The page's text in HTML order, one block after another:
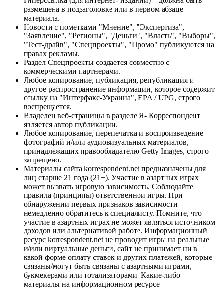
размещена в подзаголовке или в первом абзаце
материала.
Новости с пометками "Мнение", "Экспертиза",
"Заявление", "Регионы", "Деньги", "Власть", "Выборы",
"Тест-драйв", "Спецпроекты", "Промо" публикуются на
правах рекламы.
Раздел Спецпроекты создается совместно с
коммерческими партнерами.
Любое копирование, публикация, републикация и
другое распространение информации, которое содержит
ссылку на "Интерфакс-Украина", EPA / UPG, строго
воспрещается.
Владелец веб-страницы в разделе Я- Корреспондент
является автор публикации.
Любое копирование, перепечатка и воспроизведение
фотографий и/или аудиовизуальных материалов,
принадлежащих правообладателю Getty Images, строго
запрещено.
Материалы сайта korrespondent.net предназначены для
лиц старше 21 года (21+). Участие в азартных играх
может вызвать игровую зависимость. Соблюдайте
правила (принципы) ответственной игры. При
обнаружении первых признаков зависимости
немедленно обратитесь к специалисту. Помните, что
участие в азартных играх не может являться источником
доходов или альтернативой работе. Информационный
ресурс korrespondent.net не проводит игры на реальные
и/или виртуальные деньги, сайт не принимает ни в
какой форме оплату ставок и других платежей, которые
связаны/могут быть связаны с азартными играми,
букмекерами или тотализаторами. Какие-либо
материалы на информационном ресурсе